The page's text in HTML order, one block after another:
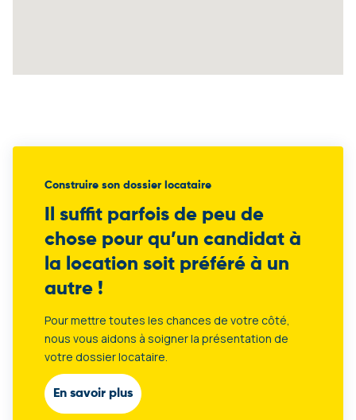
Construire son dossier locataire
Il suffit parfois de peu de
chose pour qu’un candidat à
la location soit préféré à un
autre !
Pour mettre toutes les chances de votre côté,
nous vous aidons à soigner la présentation de
votre dossier locataire.
En savoir plus